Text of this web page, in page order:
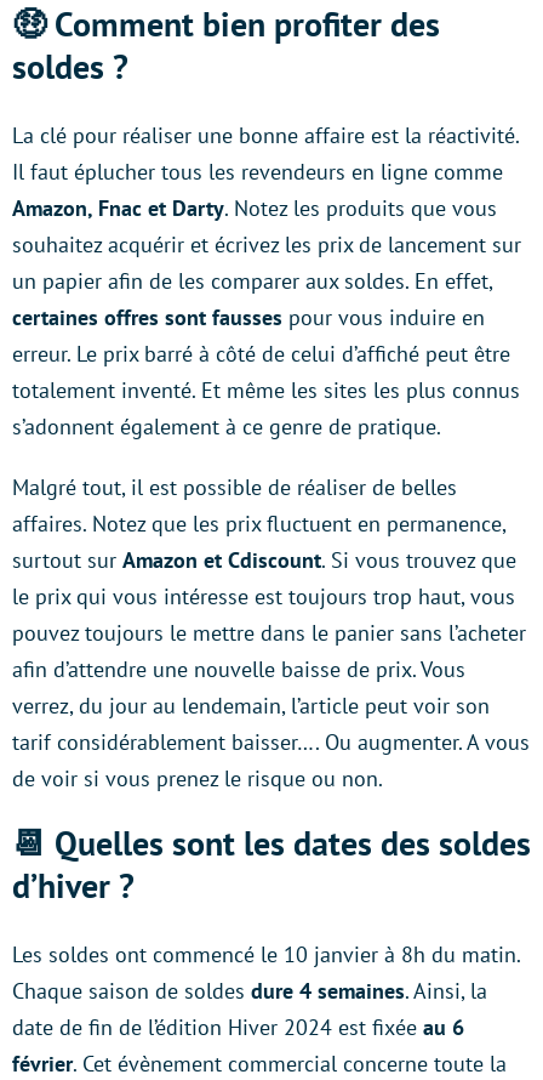
🤑 Comment bien profiter des
soldes ?
La clé pour réaliser une bonne affaire est la réactivité.
Il faut éplucher tous les revendeurs en ligne comme
Amazon, Fnac et Darty. Notez les produits que vous
souhaitez acquérir et écrivez les prix de lancement sur
un papier afin de les comparer aux soldes. En effet,
certaines offres sont fausses pour vous induire en
erreur. Le prix barré à côté de celui d’affiché peut être
totalement inventé. Et même les sites les plus connus
s’adonnent également à ce genre de pratique.
Malgré tout, il est possible de réaliser de belles
affaires. Notez que les prix fluctuent en permanence,
surtout sur Amazon et Cdiscount. Si vous trouvez que
le prix qui vous intéresse est toujours trop haut, vous
pouvez toujours le mettre dans le panier sans l’acheter
afin d’attendre une nouvelle baisse de prix. Vous
verrez, du jour au lendemain, l’article peut voir son
tarif considérablement baisser…. Ou augmenter. A vous
de voir si vous prenez le risque ou non.
📆 Quelles sont les dates des soldes
d’hiver ?
Les soldes ont commencé le 10 janvier à 8h du matin.
Chaque saison de soldes dure 4 semaines. Ainsi, la
date de fin de l’édition Hiver 2024 est fixée au 6
février. Cet évènement commercial concerne toute la